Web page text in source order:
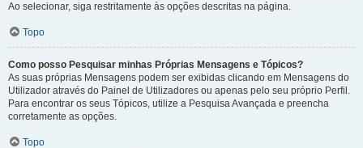
Ao selecionar, siga restritamente às opções descritas na página.
Topo
Como posso Pesquisar minhas Próprias Mensagens e Tópicos?
As suas próprias Mensagens podem ser exibidas clicando em Mensagens do
Utilizador através do Painel de Utilizadores ou apenas pelo seu próprio Perfil.
Para encontrar os seus Tópicos, utilize a Pesquisa Avançada e preencha
corretamente as opções.
Topo